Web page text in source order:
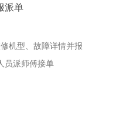
派单
机型、故障详情并报
员派师傅接单